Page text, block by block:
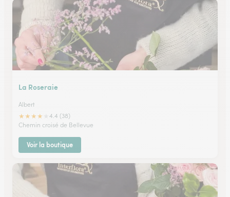
La Roseraie
Albert
★★★★
4.4 (38)
Chemin croisé de Bellevue
Voir la boutique